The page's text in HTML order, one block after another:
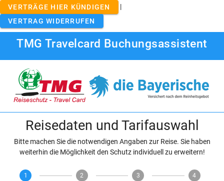
VERTRÄGE HIER KÜNDIGEN
|
VERTRAG WIDERRUFEN
TMG Travelcard Buchungsassistent
Reisedaten und Tarifauswahl
Bitte machen Sie die notwendigen Angaben zur Reise. Sie haben
weiterhin die Möglichkeit den Schutz individuell zu erweitern!
1 2 3 4